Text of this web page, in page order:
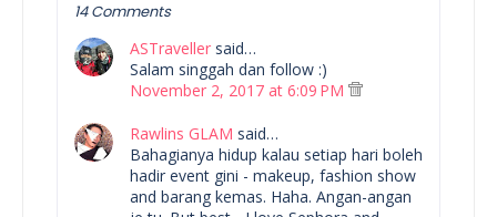
14 Comments
ASTraveller said…
Salam singgah dan follow :)
November 2, 2017 at 6:09 PM
Rawlins GLAM said…
Bahagianya hidup kalau setiap hari boleh
hadir event gini - makeup, fashion show
and barang kemas. Haha. Angan-angan